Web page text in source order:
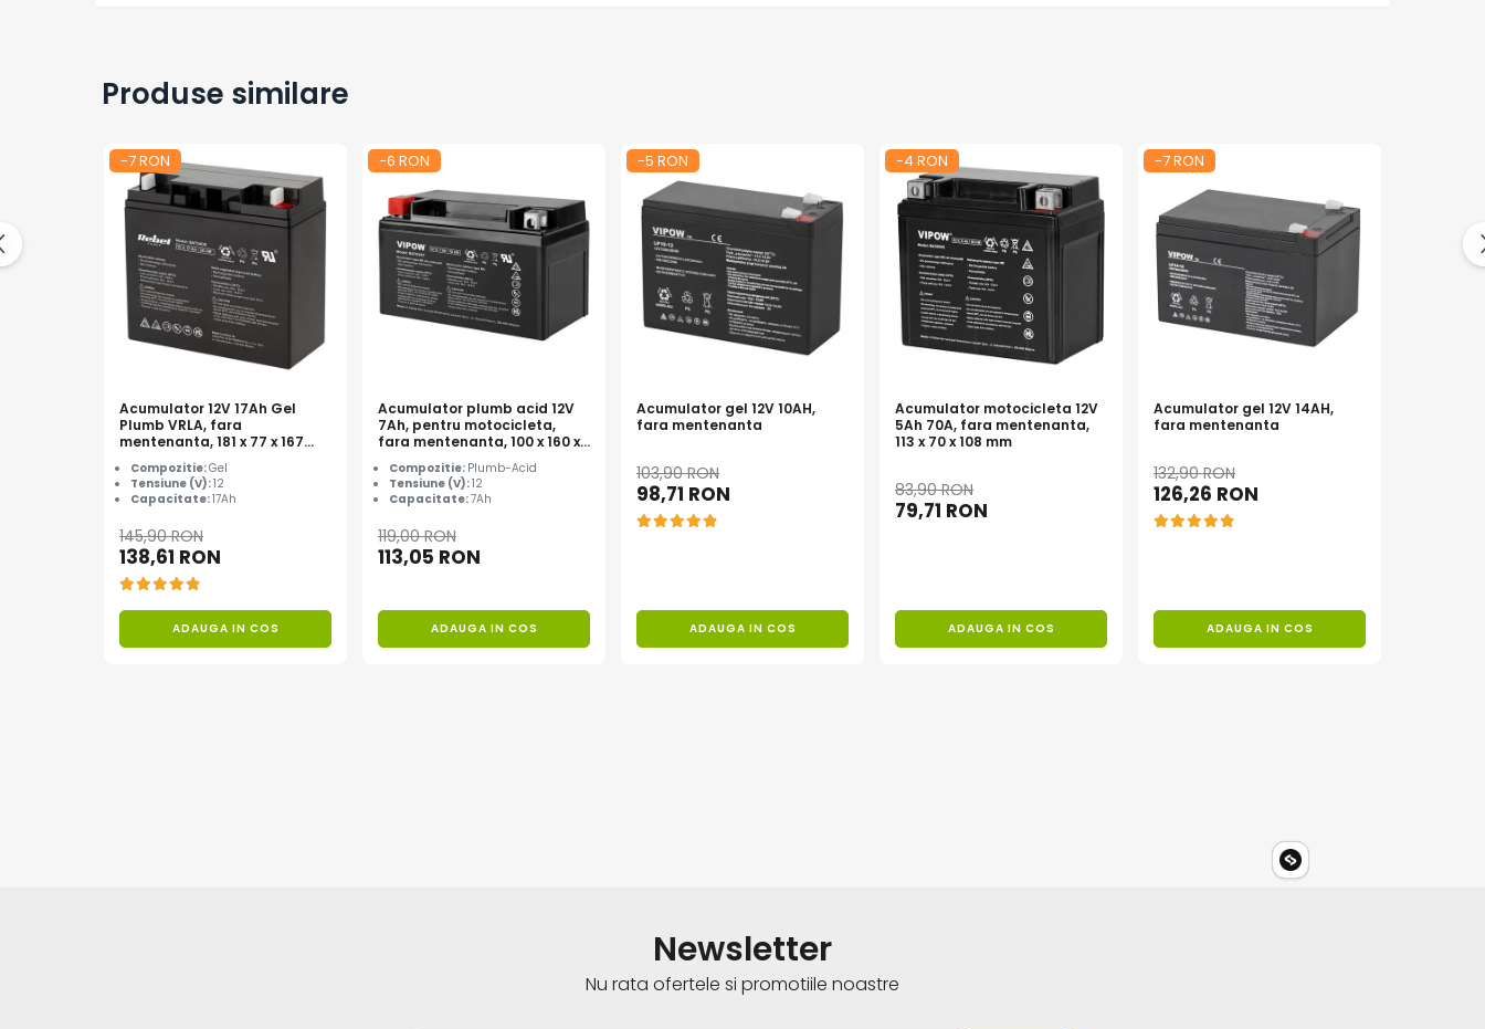
Cabluri pentru echipamente
Protectii si izolatoare de baterii
Monitorizare si control
Convertoare DC - DC
Invertoare Off-grid
Incarcatoare de retea
Acumulatori de stocare
Acumulatori Standard Plumb
Acumulatori Litiu
Acumulatori Gel
Acumulatori Moto
Invertoare Tensiune
Produse similare
-7 RON
Acumulator 12V 17Ah Gel
Plumb VRLA, fara
mentenanta, 181 x 77 x 167
Compozitie:Gel
Tensiune (V):12
Capacitate:17Ah
145,90 RON
138,61 RON
ADAUGA IN COS
-6 RON
Acumulator plumb acid 12V
7Ah, pentru motocicleta,
fara mentenanta, 100 x 160 x
Compozitie: Plumb-Acid
Tensiune (V):12
Capacitate:7Ah
119,00 RON
113,05 RON
ADAUGA IN COS
-5 RON
Acumulator gel 12V 10AH,
fara mentenanta
103,90 RON
98,71 RON
ADAUGA IN COS
-4 RON
Acumulator motocicleta 12V
5Ah 70A, fara mentenanta,
113 x 70 x 108 mm
83,90 RON
79,71 RON
ADAUGA IN COS
-7 RON
Acumulator gel 12V 14AH,
fara mentenanta
132,90 RON
126,26 RON
ADAUGA IN COS
Newsletter
Nu rata ofertele si promotiile noastre